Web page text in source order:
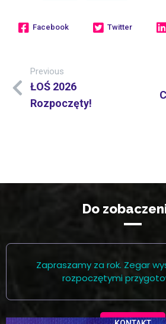
Facebook Twitter
Previous
ŁOŚ 2026
Rozpoczęty!
Do
Zapraszamy za rok. Zegar
rozpoczętymi